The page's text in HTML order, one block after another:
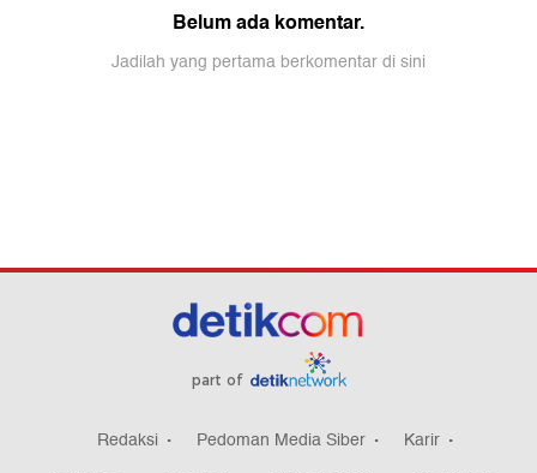
part of
Redaksi Pedoman Media Siber
Karir